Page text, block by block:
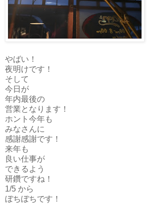
やばい！
夜明けです！
そして
今日が
年内最後の
営業となります！
ホント今年も
みなさんに
感謝感謝です！
来年も
良い仕事が
できるよう
研鑽ですね！
1/5 から
ぼちぼちです！